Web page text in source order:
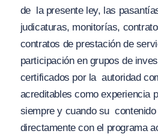
de la presente ley, las
judicaturas, monitorías,
contratos de prestación de
participación en grupos de
certificados por la autoridad
acreditables como experiencia
siempre y cuando su
directamente con el programa